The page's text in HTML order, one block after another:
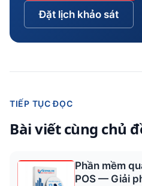
Đặt lịch khảo sát
TIẾP TỤC ĐỌC
Bài viết cùng chủ
Phần mềm
POS — Giải